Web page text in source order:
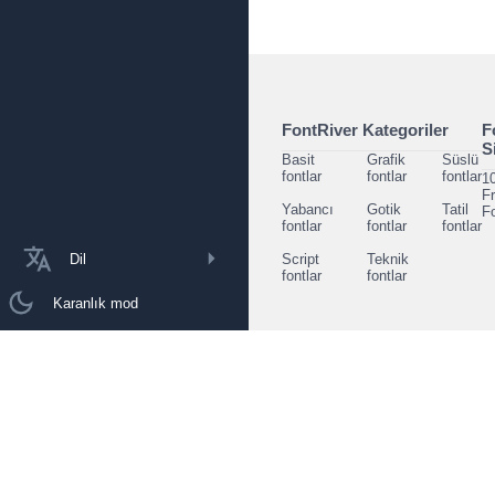
Dil
Karanlık mod
FontRiver Kategoriler
Basit
fontlar
Grafik
fontlar
Süslü
fontlar
Yabancı
fontlar
Gotik
fontlar
Tatil
fontlar
Script
fontlar
Teknik
fontlar